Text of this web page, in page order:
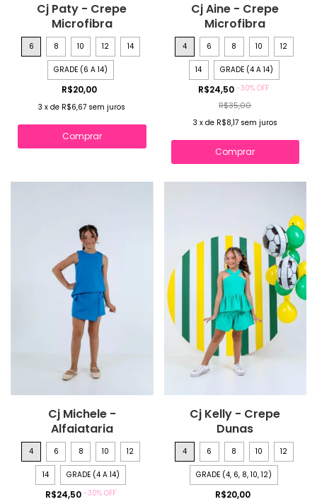
Cj Paty - Crepe
Microfibra
6 8 10 12 14
GRADE (6 A 14)
R$20,00
3 xde R$6,67 sem juros
Comprar
Cj Aine - Crepe
Microfibra
4 6 8 10 12
14 GRADE (4 A 14)
R$24,50-30%OFF
R$35,00
3 x de R$8,17 sem juros
Comprar
Cj Michele -
Alfaiataria
4 6 8 10 12
14 GRADE (4 A 14)
R$24,50 -30% OFF
Cj Kelly - Crepe
Dunas
4 6 8 10 12
GRADE (4, 6, 8, 10, 12)
R$20,00